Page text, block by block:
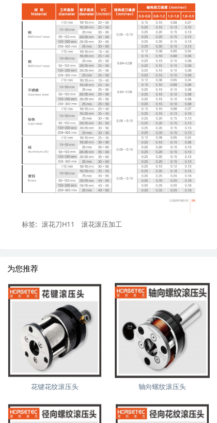
标签: 滚花刀H11 滚花滚压加工
为您推荐
花键花纹滚压头 轴向螺纹滚压头